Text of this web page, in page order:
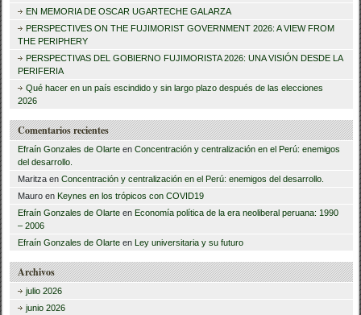
c
a
:
EN MEMORIA DE OSCAR UGARTECHE GALARZA
PERSPECTIVES ON THE FUJIMORIST GOVERNMENT 2026: A VIEW FROM
THE PERIPHERY
PERSPECTIVAS DEL GOBIERNO FUJIMORISTA 2026: UNA VISIÓN DESDE LA
PERIFERIA
Qué hacer en un país escindido y sin largo plazo después de las elecciones
2026
Comentarios recientes
Efraín Gonzales de Olarte enConcentración y centralización en el Perú: enemigos
del desarrollo.
Maritza enConcentración y centralización en el Perú: enemigos del desarrollo.
Mauro en Keynes en los trópicos con COVID19
Efraín Gonzales de Olarte en Economía política de la era neoliberal peruana: 1990
– 2006
Efraín Gonzales de Olarte en Ley universitaria y su futuro
Archivos
julio 2026
junio 2026